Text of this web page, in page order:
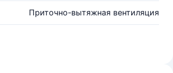
Приточно-вытяжная вентиляция